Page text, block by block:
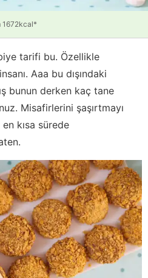
1672kcal*
tarifi bu. Özellikle
Aaa bu dışındaki
bunun derken kaç tane
Misafirlerini şaşırtmayı
kısa sürede